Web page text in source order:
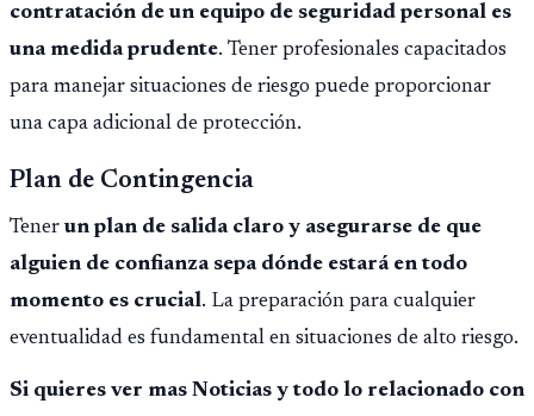
contratación de un equipo de seguridad personal es
una medida prudente. Tener profesionales capacitados
para manejar situaciones de riesgo puede proporcionar
una capa adicional de protección.
Plan de Contingencia
Tener un plan de salida claro y asegurarse de que
alguien de confianza sepa dónde estará en todo
momento es crucial. La preparación para cualquier
eventualidad es fundamental en situaciones de alto riesgo.
Si quieres ver mas Noticias y todo lo relacionado con